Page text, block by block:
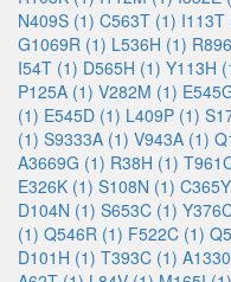
N409S (1) C563T (1) I113T
G1069R (1) L536H (1)
I54T (1) D565H (1) Y113H
P125A (1) V282M (1)
(1) E545D (1) L409P (1)
(1) S9333A (1) V943A (1)
A3669G (1) R38H (1)
E326K (1) S108N (1)
D104N (1) S653C (1)
(1) Q546R (1) F522C (1)
D101H (1) T393C (1)